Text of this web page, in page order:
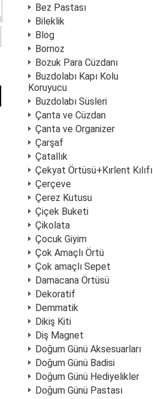
Bez Pastası
Bileklik
Blog
Bornoz
Bozuk Para Cüzdanı
Buzdolabı Kapı Kolu
Koruyucu
Buzdolabı Süsleri
Çanta ve Cüzdan
Çanta ve Organizer
Çarşaf
Çatallık
Çekyat Örtüsü+Kırlent Kılıfı
Çerçeve
Çerez Kutusu
Çiçek Buketi
Çikolata
Çocuk Giyim
Çok Amaçlı Örtü
Çok amaçlı Sepet
Damacana Örtüsü
Dekoratif
Demmatik
Dikiş Kiti
Diş Magnet
Doğum Günü Aksesuarları
Doğum Günü Badisi
Doğum Günü Hediyelikler
Doğum Günü Pastası